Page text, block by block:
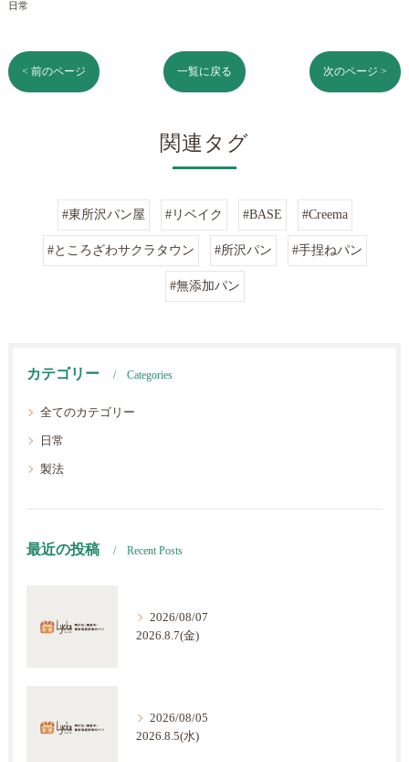
日常
< 前のページ 一覧に戻る 次のページ >
関連タグ
#東所沢パン屋 #リベイク #BASE #Creema
#ところざわサクラタウン #所沢パン #手捏ねパン
#無添加パン
カテゴリー Categories
全てのカテゴリー
日常
製法
最近の投稿 Recent Posts
2026/08/07
2026.8.7(金)
2026/08/05
2026.8.5(水)